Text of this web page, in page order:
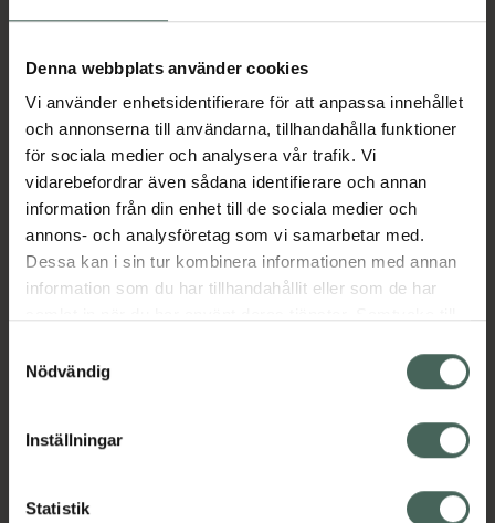
Denna webbplats använder cookies
Vi använder enhetsidentifierare för att anpassa innehållet
och annonserna till användarna, tillhandahålla funktioner
för sociala medier och analysera vår trafik. Vi
vidarebefordrar även sådana identifierare och annan
information från din enhet till de sociala medier och
annons- och analysföretag som vi samarbetar med.
Dessa kan i sin tur kombinera informationen med annan
information som du har tillhandahållit eller som de har
återkalla ditt samtycke via webbplatsens
cookieinställningar. Ett återkallat samtycke påverkar inte
lagligheten av behandling som skett innan återkallelsen.
Nödvändig
Inställningar
Statistik
Aktuella erbjudanden
Beskrivning
07046264403785
Kronans Apotek finns här för dig. Du hittar oss från Skåne i
datorn. Oavsett vem du är så är det vårt uppdrag att